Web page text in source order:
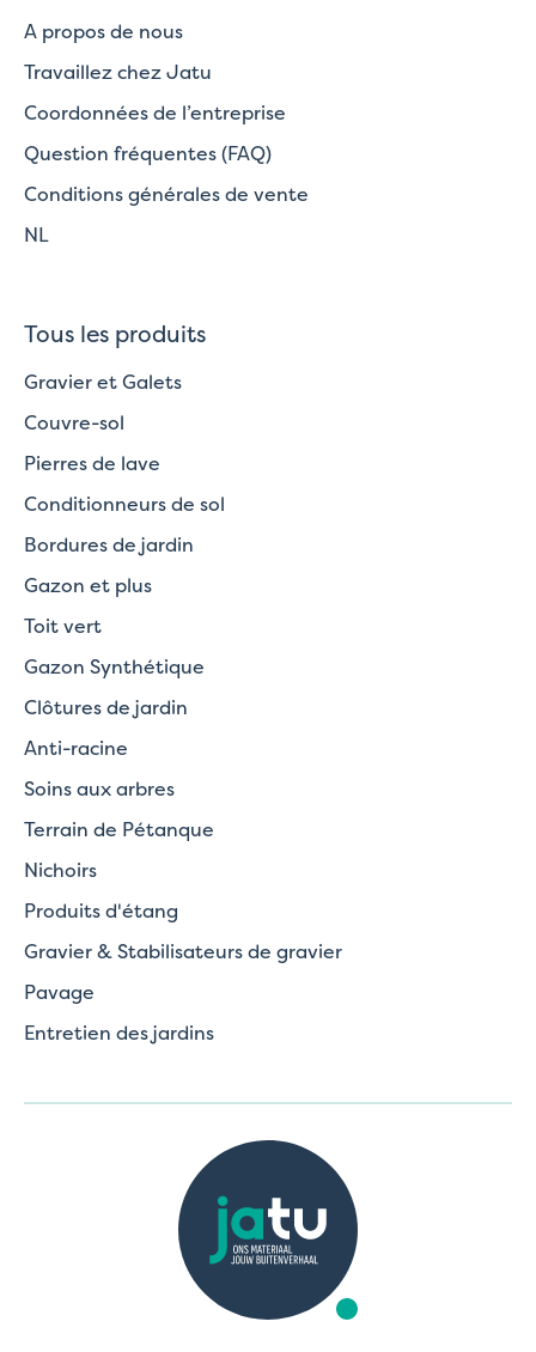
A propos de nous
Travaillez chez Jatu
Coordonnées de l’entreprise
Question fréquentes (FAQ)
Conditions générales de vente
NL
Tous les produits
Gravier et Galets
Couvre-sol
Pierres de lave
Conditionneurs de sol
Bordures de jardin
Gazon et plus
Toit vert
Gazon Synthétique
Clôtures de jardin
Anti-racine
Soins aux arbres
Terrain de Pétanque
Nichoirs
Produits d'étang
Gravier & Stabilisateurs de gravier
Pavage
Entretien des jardins